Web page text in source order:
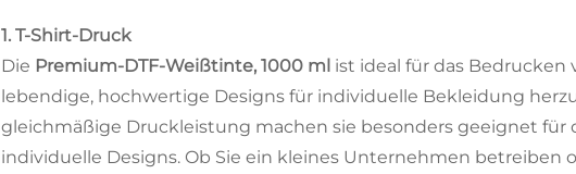
1. T-Shirt-Druck
Die Premium-DTF-Weißtinte, 1000 ml ist ideal für das Bedrucken
lebendige, hochwertige Designs für individuelle Bekleidung
gleichmäßige Druckleistung machen sie besonders geeignet für
individuelle Designs. Ob Sie ein kleines Unternehmen betreiben